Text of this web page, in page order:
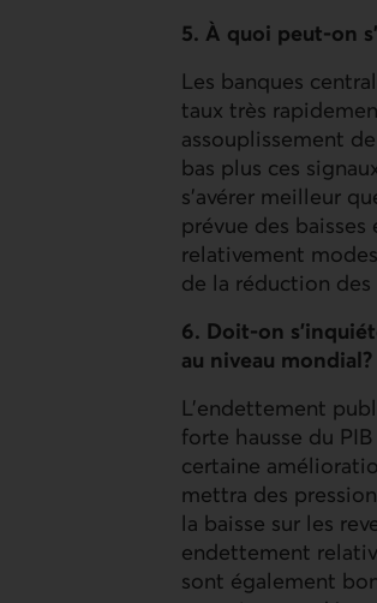
5. À quoi peut-on
Les banques
taux très
assouplissement
bas plus ces
s’avérer meilleur
prévue des
relativement
de la réduction des
6. Doit-on
au niveau mondial?
L’endettement
forte hausse du
certaine
mettra des
la baisse sur les
endettement
sont également